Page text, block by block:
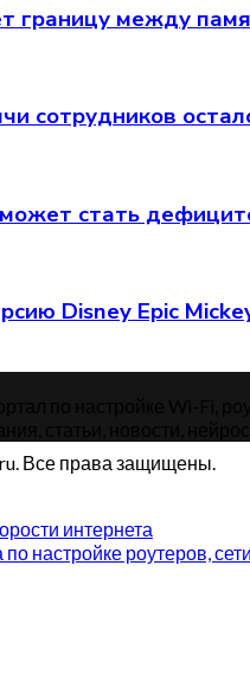
границу между
сотрудников
стать
Disney Epic
Все права защищены.
интернета
настройке роутеров,